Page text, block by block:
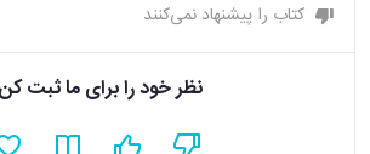
کتاب را پیشنهاد نمی‌کنند
نظر خود را برای ما ثبت